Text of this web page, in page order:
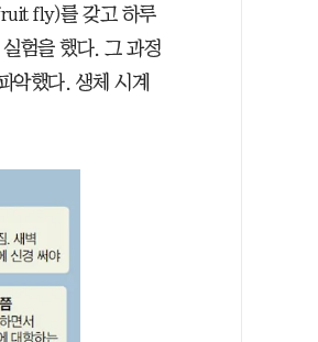
fly)를 갖고 하루
험을 했다. 그 과정
악했다. 생체 시계